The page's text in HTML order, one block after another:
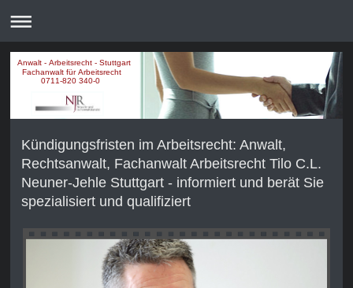
Anwalt - Arbeitsrecht - Stuttgart
Fachanwalt für Arbeitsrecht
0711-820 340-0
Kündigungsfristen im Arbeitsrecht: Anwalt,
Rechtsanwalt, Fachanwalt Arbeitsrecht Tilo C.L.
Neuner-Jehle Stuttgart - informiert und berät Sie
spezialisiert und qualifiziert